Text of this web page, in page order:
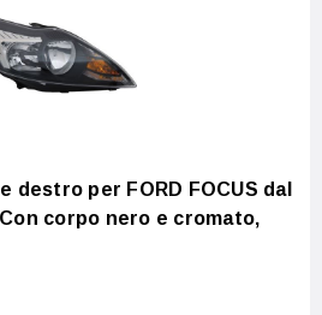
destro per FORD FOCUS dal
Con corpo nero e cromato,